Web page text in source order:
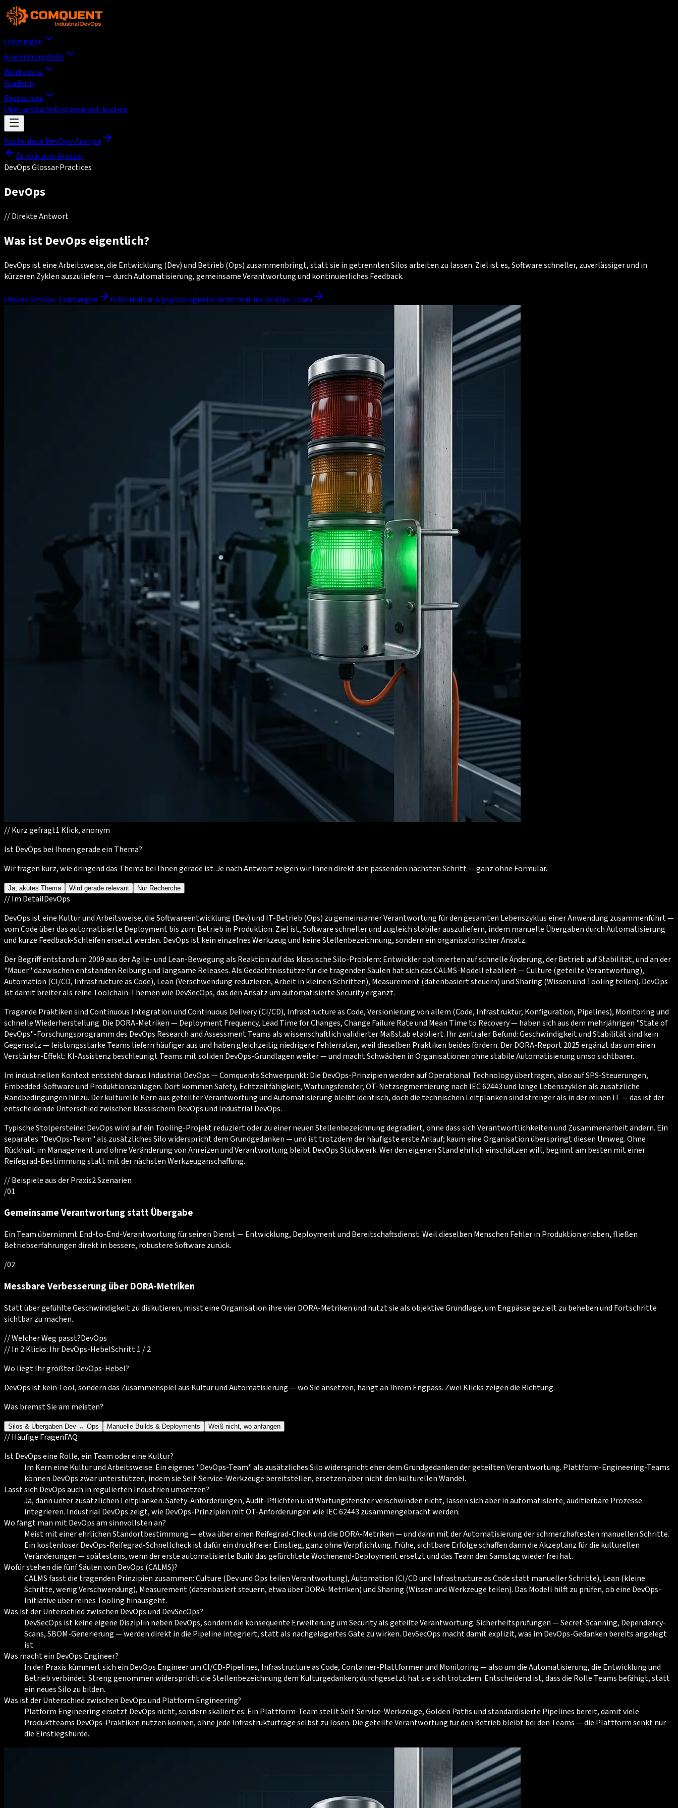
Leistungen
Anwendungsfälle
Workshops
Academy
Ressourcen
Über unsSucheErstgespräch buchen
Kostenlose DevOps-Analyse
Zurück zum Glossar
DevOps Glossar·Practices
DevOps
//Direkte Antwort
Was ist DevOps eigentlich?
DevOps ist eine Arbeitsweise, die Entwicklung (Dev) und Betrieb (Ops) zusammenbringt, statt sie in getrennten Silos arbeiten zu lassen. Ziel ist es, Software schneller, zuverlässiger und in
kürzeren Zyklen auszuliefern — durch Automatisierung, gemeinsame Verantwortung und kontinuierliches Feedback.
Unsere DevOps-Leistungen Fehlerkultur & psychologische Sicherheit im DevOps-Team
//Kurz gefragt1 Klick, anonym
Ist DevOps bei Ihnen gerade ein Thema?
Wir fragen kurz, wie dringend das Thema bei Ihnen gerade ist. Je nach Antwort zeigen wir Ihnen direkt den passenden nächsten Schritt — ganz ohne Formular.
Ja, akutes Thema Wird gerade relevant Nur Recherche
//Im DetailDevOps
DevOps ist eine Kultur und Arbeitsweise, die Softwareentwicklung (Dev) und IT-Betrieb (Ops) zu gemeinsamer Verantwortung für den gesamten Lebenszyklus einer Anwendung zusammenführt —
vom Code über das automatisierte Deployment bis zum Betrieb in Produktion. Ziel ist, Software schneller und zugleich stabiler auszuliefern, indem manuelle Übergaben durch Automatisierung
und kurze Feedback-Schleifen ersetzt werden. DevOps ist kein einzelnes Werkzeug und keine Stellenbezeichnung, sondern ein organisatorischer Ansatz.
Der Begriff entstand um 2009 aus der Agile- und Lean-Bewegung als Reaktion auf das klassische Silo-Problem: Entwickler optimierten auf schnelle Änderung, der Betrieb auf Stabilität, und an der
"Mauer" dazwischen entstanden Reibung und langsame Releases. Als Gedächtnisstütze für die tragenden Säulen hat sich das CALMS-Modell etabliert — Culture (geteilte Verantwortung),
Automation (CI/CD, Infrastructure as Code), Lean (Verschwendung reduzieren, Arbeit in kleinen Schritten), Measurement (datenbasiert steuern) und Sharing (Wissen und Tooling teilen). DevOps
ist damit breiter als reine Toolchain-Themen wie DevSecOps, das den Ansatz um automatisierte Security ergänzt.
Tragende Praktiken sind Continuous Integration und Continuous Delivery (CI/CD), Infrastructure as Code, Versionierung von allem (Code, Infrastruktur, Konfiguration, Pipelines), Monitoring und
schnelle Wiederherstellung. Die DORA-Metriken — Deployment Frequency, Lead Time for Changes, Change Failure Rate und Mean Time to Recovery — haben sich aus dem mehrjährigen "State of
DevOps"-Forschungsprogramm des DevOps Research and Assessment Teams als wissenschaftlich validierter Maßstab etabliert. Ihr zentraler Befund: Geschwindigkeit und Stabilität sind kein
Gegensatz — leistungsstarke Teams liefern häufiger aus und haben gleichzeitig niedrigere Fehlerraten, weil dieselben Praktiken beides fördern. Der DORA-Report 2025 ergänzt das um einen
Verstärker-Effekt: KI-Assistenz beschleunigt Teams mit soliden DevOps-Grundlagen weiter — und macht Schwächen in Organisationen ohne stabile Automatisierung umso sichtbarer.
Im industriellen Kontext entsteht daraus Industrial DevOps — Comquents Schwerpunkt: Die DevOps-Prinzipien werden auf Operational Technology übertragen, also auf SPS-Steuerungen,
Embedded-Software und Produktionsanlagen. Dort kommen Safety, Echtzeitfähigkeit, Wartungsfenster, OT-Netzsegmentierung nach IEC 62443 und lange Lebenszyklen als zusätzliche
Randbedingungen hinzu. Der kulturelle Kern aus geteilter Verantwortung und Automatisierung bleibt identisch, doch die technischen Leitplanken sind strenger als in der reinen IT — das ist der
entscheidende Unterschied zwischen klassischem DevOps und Industrial DevOps.
Typische Stolpersteine: DevOps wird auf ein Tooling-Projekt reduziert oder zu einer neuen Stellenbezeichnung degradiert, ohne dass sich Verantwortlichkeiten und Zusammenarbeit ändern. Ein
separates "DevOps-Team" als zusätzliches Silo widerspricht dem Grundgedanken — und ist trotzdem der häufigste erste Anlauf; kaum eine Organisation überspringt diesen Umweg. Ohne
Rückhalt im Management und ohne Veränderung von Anreizen und Verantwortung bleibt DevOps Stückwerk. Wer den eigenen Stand ehrlich einschätzen will, beginnt am besten mit einer
Reifegrad-Bestimmung statt mit der nächsten Werkzeuganschaffung.
//Beispiele aus der Praxis2Szenarien
/01
Gemeinsame Verantwortung statt Übergabe
Ein Team übernimmt End-to-End-Verantwortung für seinen Dienst — Entwicklung, Deployment und Bereitschaftsdienst. Weil dieselben Menschen Fehler in Produktion erleben, fließen
Betriebserfahrungen direkt in bessere, robustere Software zurück.
/02
Messbare Verbesserung über DORA-Metriken
Statt über gefühlte Geschwindigkeit zu diskutieren, misst eine Organisation ihre vier DORA-Metriken und nutzt sie als objektive Grundlage, um Engpässe gezielt zu beheben und Fortschritte
sichtbar zu machen.
//Welcher Weg passt?DevOps
//In 2 Klicks: Ihr DevOps-HebelSchritt 1 / 2
Wo liegt Ihr größter DevOps-Hebel?
DevOps ist kein Tool, sondern das Zusammenspiel aus Kultur und Automatisierung — wo Sie ansetzen, hängt an Ihrem Engpass. Zwei Klicks zeigen die Richtung.
Was bremst Sie am meisten?
Silos & Übergaben Dev ↔ Ops Manuelle Builds & Deployments Weiß nicht, wo anfangen
//Häufige FragenFAQ
Ist DevOps eine Rolle, ein Team oder eine Kultur?
Im Kern eine Kultur und Arbeitsweise. Ein eigenes "DevOps-Team" als zusätzliches Silo widerspricht eher dem Grundgedanken der geteilten Verantwortung. Plattform-Engineering-Teams
können DevOps zwar unterstützen, indem sie Self-Service-Werkzeuge bereitstellen, ersetzen aber nicht den kulturellen Wandel.
Lässt sich DevOps auch in regulierten Industrien umsetzen?
Ja, dann unter zusätzlichen Leitplanken. Safety-Anforderungen, Audit-Pflichten und Wartungsfenster verschwinden nicht, lassen sich aber in automatisierte, auditierbare Prozesse
integrieren. Industrial DevOps zeigt, wie DevOps-Prinzipien mit OT-Anforderungen wie IEC 62443 zusammengebracht werden.
Wo fängt man mit DevOps am sinnvollsten an?
Meist mit einer ehrlichen Standortbestimmung — etwa über einen Reifegrad-Check und die DORA-Metriken — und dann mit der Automatisierung der schmerzhaftesten manuellen Schritte.
Ein kostenloser DevOps-Reifegrad-Schnellcheck ist dafür ein druckfreier Einstieg, ganz ohne Verpflichtung. Frühe, sichtbare Erfolge schaffen dann die Akzeptanz für die kulturellen
Veränderungen — spätestens, wenn der erste automatisierte Build das gefürchtete Wochenend-Deployment ersetzt und das Team den Samstag wieder frei hat.
Wofür stehen die fünf Säulen von DevOps (CALMS)?
CALMS fasst die tragenden Prinzipien zusammen: Culture (Dev und Ops teilen Verantwortung), Automation (CI/CD und Infrastructure as Code statt manueller Schritte), Lean (kleine
Schritte, wenig Verschwendung), Measurement (datenbasiert steuern, etwa über DORA-Metriken) und Sharing (Wissen und Werkzeuge teilen). Das Modell hilft zu prüfen, ob eine DevOps-
Initiative über reines Tooling hinausgeht.
Was ist der Unterschied zwischen DevOps und DevSecOps?
DevSecOps ist keine eigene Disziplin neben DevOps, sondern die konsequente Erweiterung um Security als geteilte Verantwortung. Sicherheitsprüfungen — Secret-Scanning, Dependency-
Scans, SBOM-Generierung — werden direkt in die Pipeline integriert, statt als nachgelagertes Gate zu wirken. DevSecOps macht damit explizit, was im DevOps-Gedanken bereits angelegt
ist.
Was macht ein DevOps Engineer?
In der Praxis kümmert sich ein DevOps Engineer um CI/CD-Pipelines, Infrastructure as Code, Container-Plattformen und Monitoring — also um die Automatisierung, die Entwicklung und
Betrieb verbindet. Streng genommen widerspricht die Stellenbezeichnung dem Kulturgedanken; durchgesetzt hat sie sich trotzdem. Entscheidend ist, dass die Rolle Teams befähigt, statt
ein neues Silo zu bilden.
Was ist der Unterschied zwischen DevOps und Platform Engineering?
Platform Engineering ersetzt DevOps nicht, sondern skaliert es: Ein Plattform-Team stellt Self-Service-Werkzeuge, Golden Paths und standardisierte Pipelines bereit, damit viele
Produktteams DevOps-Praktiken nutzen können, ohne jede Infrastrukturfrage selbst zu lösen. Die geteilte Verantwortung für den Betrieb bleibt bei den Teams — die Plattform senkt nur
die Einstiegshürde.